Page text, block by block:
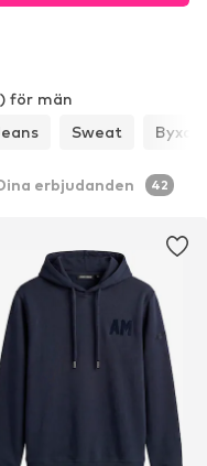
för män
Sweat Byxor
erbjudanden 42